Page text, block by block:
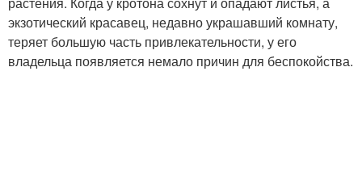
экзотический красавец, недавно украшавший комнату,
теряет большую часть привлекательности, у его
владельца появляется немало причин для беспокойства.